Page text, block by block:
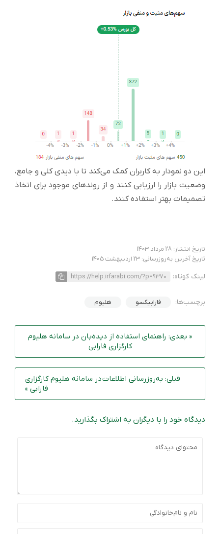
این دو نمودار به کاربران کمک می‌کند تا با دیدی کلی و جامع،
وضعیت بازار را ارزیابی کنند و از روندهای موجود برای اتخاذ
تصمیمات بهتر استفاده کنند.
تاریخ انتشار: 28 مرداد 1403
تاریخ آخرین به‌روزرسانی: 23 اردیبهشت 1405
لینک کوتاه: https://help.irfarabi.com/?p=9370
برچسب‌ها: فارابیکسو هلیوم
« بعدی: راهنمای استفاده از دیده‌بان در سامانه هلیوم
کارگزاری فارابی
قبلی: به‌روزرسانی اطلاعات در سامانه هلیوم کارگزاری
فارابی »
دیدگاه خود را با دیگران به اشتراک بگذارید.